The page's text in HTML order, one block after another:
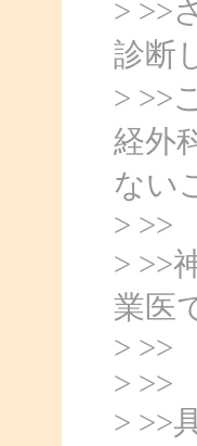
> >>
診断
> >>
経外
ない
> >>
> >>
業医
> >>
> >>
> >>